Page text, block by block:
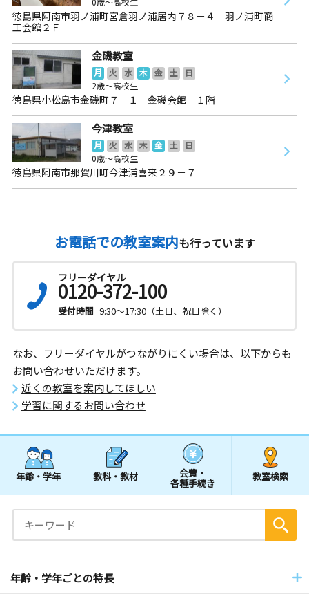
徳島県阿南市羽ノ浦町宮倉羽ノ浦居内７８－４ 羽ノ浦町商
工会館２Ｆ
金磯教室
月 火 水 木 金 土
日
2歳～高校生
徳島県小松島市金磯町７－１ 金磯会館 １階
今津教室
月 火 水 木 金 土
日
0歳～高校生
徳島県阿南市那賀川町今津浦喜来２９－７
お電話での教室案内も行っています
フリーダイヤル
0120-372-100
受付時間 9:30～17:30（土日、祝日除く）
なお、フリーダイヤルがつながりにくい場合は、以下からも
お問い合わせいただけます。
近くの教室を案内してほしい
学習に関するお問い合わせ
年齢・学年 教科・教材 会費・
各種手続き
教室検索
年齢・学年ごとの特長